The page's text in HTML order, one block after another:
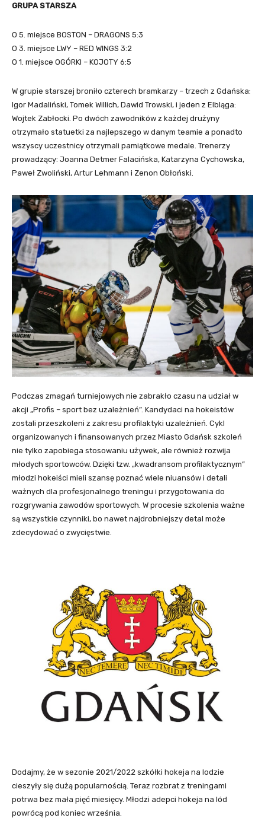
GRUPA STARSZA
O 5. miejsce BOSTON – DRAGONS 5:3
O 3. miejsce LWY – RED WINGS 3:2
O 1. miejsce OGÓRKI – KOJOTY 6:5
W grupie starszej broniło czterech bramkarzy – trzech z Gdańska:
Igor Madaliński, Tomek Willich, Dawid Trowski, i jeden z Elbląga:
Wojtek Zabłocki. Po dwóch zawodników z każdej drużyny
otrzymało statuetki za najlepszego w danym teamie a ponadto
wszyscy uczestnicy otrzymali pamiątkowe medale. Trenerzy
prowadzący: Joanna Detmer Falacińska, Katarzyna Cychowska,
Paweł Zwoliński, Artur Lehmann i Zenon Obłoński.
Podczas zmagań turniejowych nie zabrakło czasu na udział w
akcji „Profis – sport bez uzależnień”. Kandydaci na hokeistów
zostali przeszkoleni z zakresu profilaktyki uzależnień. Cykl
organizowanych i finansowanych przez Miasto Gdańsk szkoleń
nie tylko zapobiega stosowaniu używek, ale również rozwija
młodych sportowców. Dzięki tzw. „kwadransom profilaktycznym”
młodzi hokeiści mieli szansę poznać wiele niuansów i detali
ważnych dla profesjonalnego treningu i przygotowania do
rozgrywania zawodów sportowych. W procesie szkolenia ważne
są wszystkie czynniki, bo nawet najdrobniejszy detal może
zdecydować o zwycięstwie.
Dodajmy, że w sezonie 2021/2022 szkółki hokeja na lodzie
cieszyły się dużą popularnością. Teraz rozbrat z treningami
potrwa bez mała pięć miesięcy. Młodzi adepci hokeja na lód
powrócą pod koniec września.